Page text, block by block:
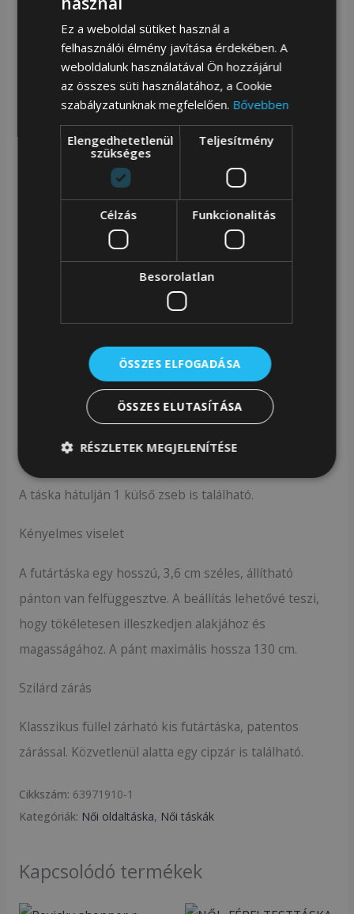
Kicsi, könnyű és praktikus |A táskában elférnek a
legszükségesebb dolgok, például egy pénztárca vagy
egy telefon. 2 belső és 1 külső zsebbel felszerelve;
Szilárd kivitel |Belseje praktikus bézs béléssel van
Viselés kényelme és kényelme |Hosszú és széles,
állítható pántra felfüggesztett futártáska masszív
rögzítéssel.
2 további zseb található. Sikeresen beilleszthetsz pl.
Az egyik nyitott, a másik cipzáros.
Az egésznek van egy szövet bélése, amely megóvja az
eco-bőrt a sérülésektől a tárgyak be- és kivételekor.
A táska hátulján 1 külső zseb is található.
Kényelmes viselet
A futártáska egy hosszú, 3,6 cm széles, állítható
pánton van felfüggesztve. A beállítás lehetővé teszi,
hogy tökéletesen illeszkedjen alakjához és
magasságához. A pánt maximális hossza 130 cm.
Szilárd zárás
Klasszikus füllel zárható kis futártáska, patentos
zárással. Közvetlenül alatta egy cipzár is található.
Cikkszám: 63971910-1
Kategóriák: Női oldaltáska, Női táskák
Kapcsolódó termékek
Ez a weboldal sütiket használ a
felhasználói élmény javítása érdekében. A
weboldalunk használatával Ön hozzájárul
az összes süti használatához, a Cookie
szabályzatunknak megfelelően. Bővebben
Elengedhetetlenül
szükséges
Teljesítmény
Célzás Funkcionalitás
Besorolatlan
ÖSSZES ELFOGADÁSA
ÖSSZES ELUTASÍTÁSA
RÉSZLETEK MEGJELENÍTÉSE